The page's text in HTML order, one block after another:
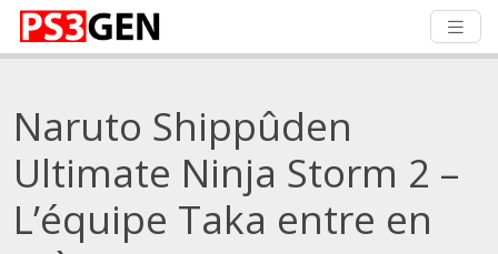
Naruto Shippûden
Ultimate Ninja Storm 2 –
L’équipe Taka entre en